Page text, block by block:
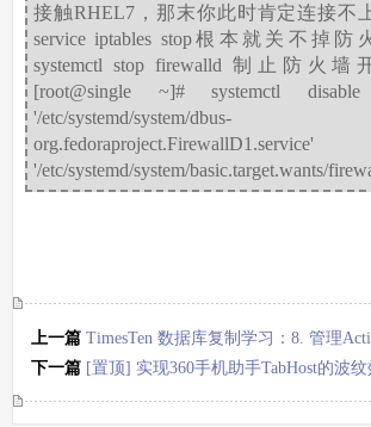
接触RHEL7，那末你此时肯定连接不
service iptables stop根本就关不掉防
systemctl stop firewalld 制止防火墙
[root@single ~]# systemctl
'/etc/systemd/system/dbus-
'/etc/systemd/system/basic.target.wants/
上一篇 TimesTen 数据库复制学习：8. 管理
Standby Pair（带缓存组）
下一篇 [置顶] 实现360手机助手TabHost的波纹
果